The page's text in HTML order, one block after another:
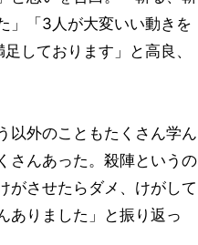
」「3人が大変いい動きを
しております」と高良、
以外のこともたくさん学ん
さんあった。殺陣というの
がさせたらダメ、けがして
ありました」と振り返っ